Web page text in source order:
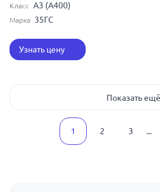
Класс А3 (А400)
Марка 35ГС
Узнать цену
Показать ещё
1 2 3 ...